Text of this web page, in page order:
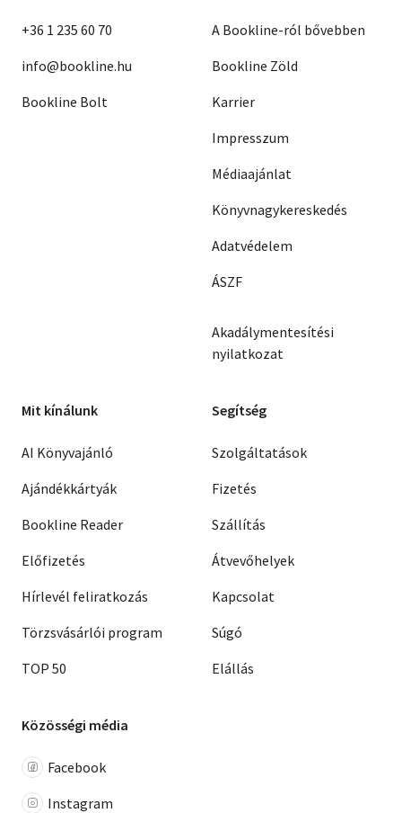
+36 1 235 60 70
info@bookline.hu
Bookline Bolt
A Bookline-ról bővebben
Bookline Zöld
Karrier
Impresszum
Médiaajánlat
Könyvnagykereskedés
Adatvédelem
ÁSZF
Akadálymentesítési
nyilatkozat
Mit kínálunk
AI Könyvajánló
Ajándékkártyák
Bookline Reader
Előfizetés
Hírlevél feliratkozás
Törzsvásárlói program
TOP 50
Segítség
Szolgáltatások
Fizetés
Szállítás
Átvevőhelyek
Kapcsolat
Súgó
Elállás
Közösségi média
Facebook
Instagram